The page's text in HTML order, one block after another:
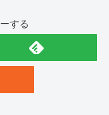
する